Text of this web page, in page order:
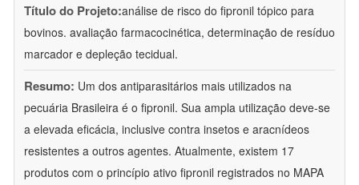
Título do Projeto:análise de risco do fipronil tópico para
bovinos. avaliação farmacocinética, determinação de resíduo
marcador e depleção tecidual.
Resumo: Um dos antiparasitários mais utilizados na
pecuária Brasileira é o fipronil. Sua ampla utilização deve-se
a elevada eficácia, inclusive contra insetos e aracnídeos
resistentes a outros agentes. Atualmente, existem 17
produtos com o princípio ativo fipronil registrados no MAPA